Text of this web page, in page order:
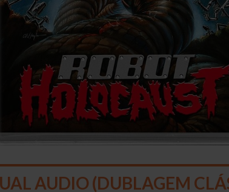
AUDIO (DUBLAGEM